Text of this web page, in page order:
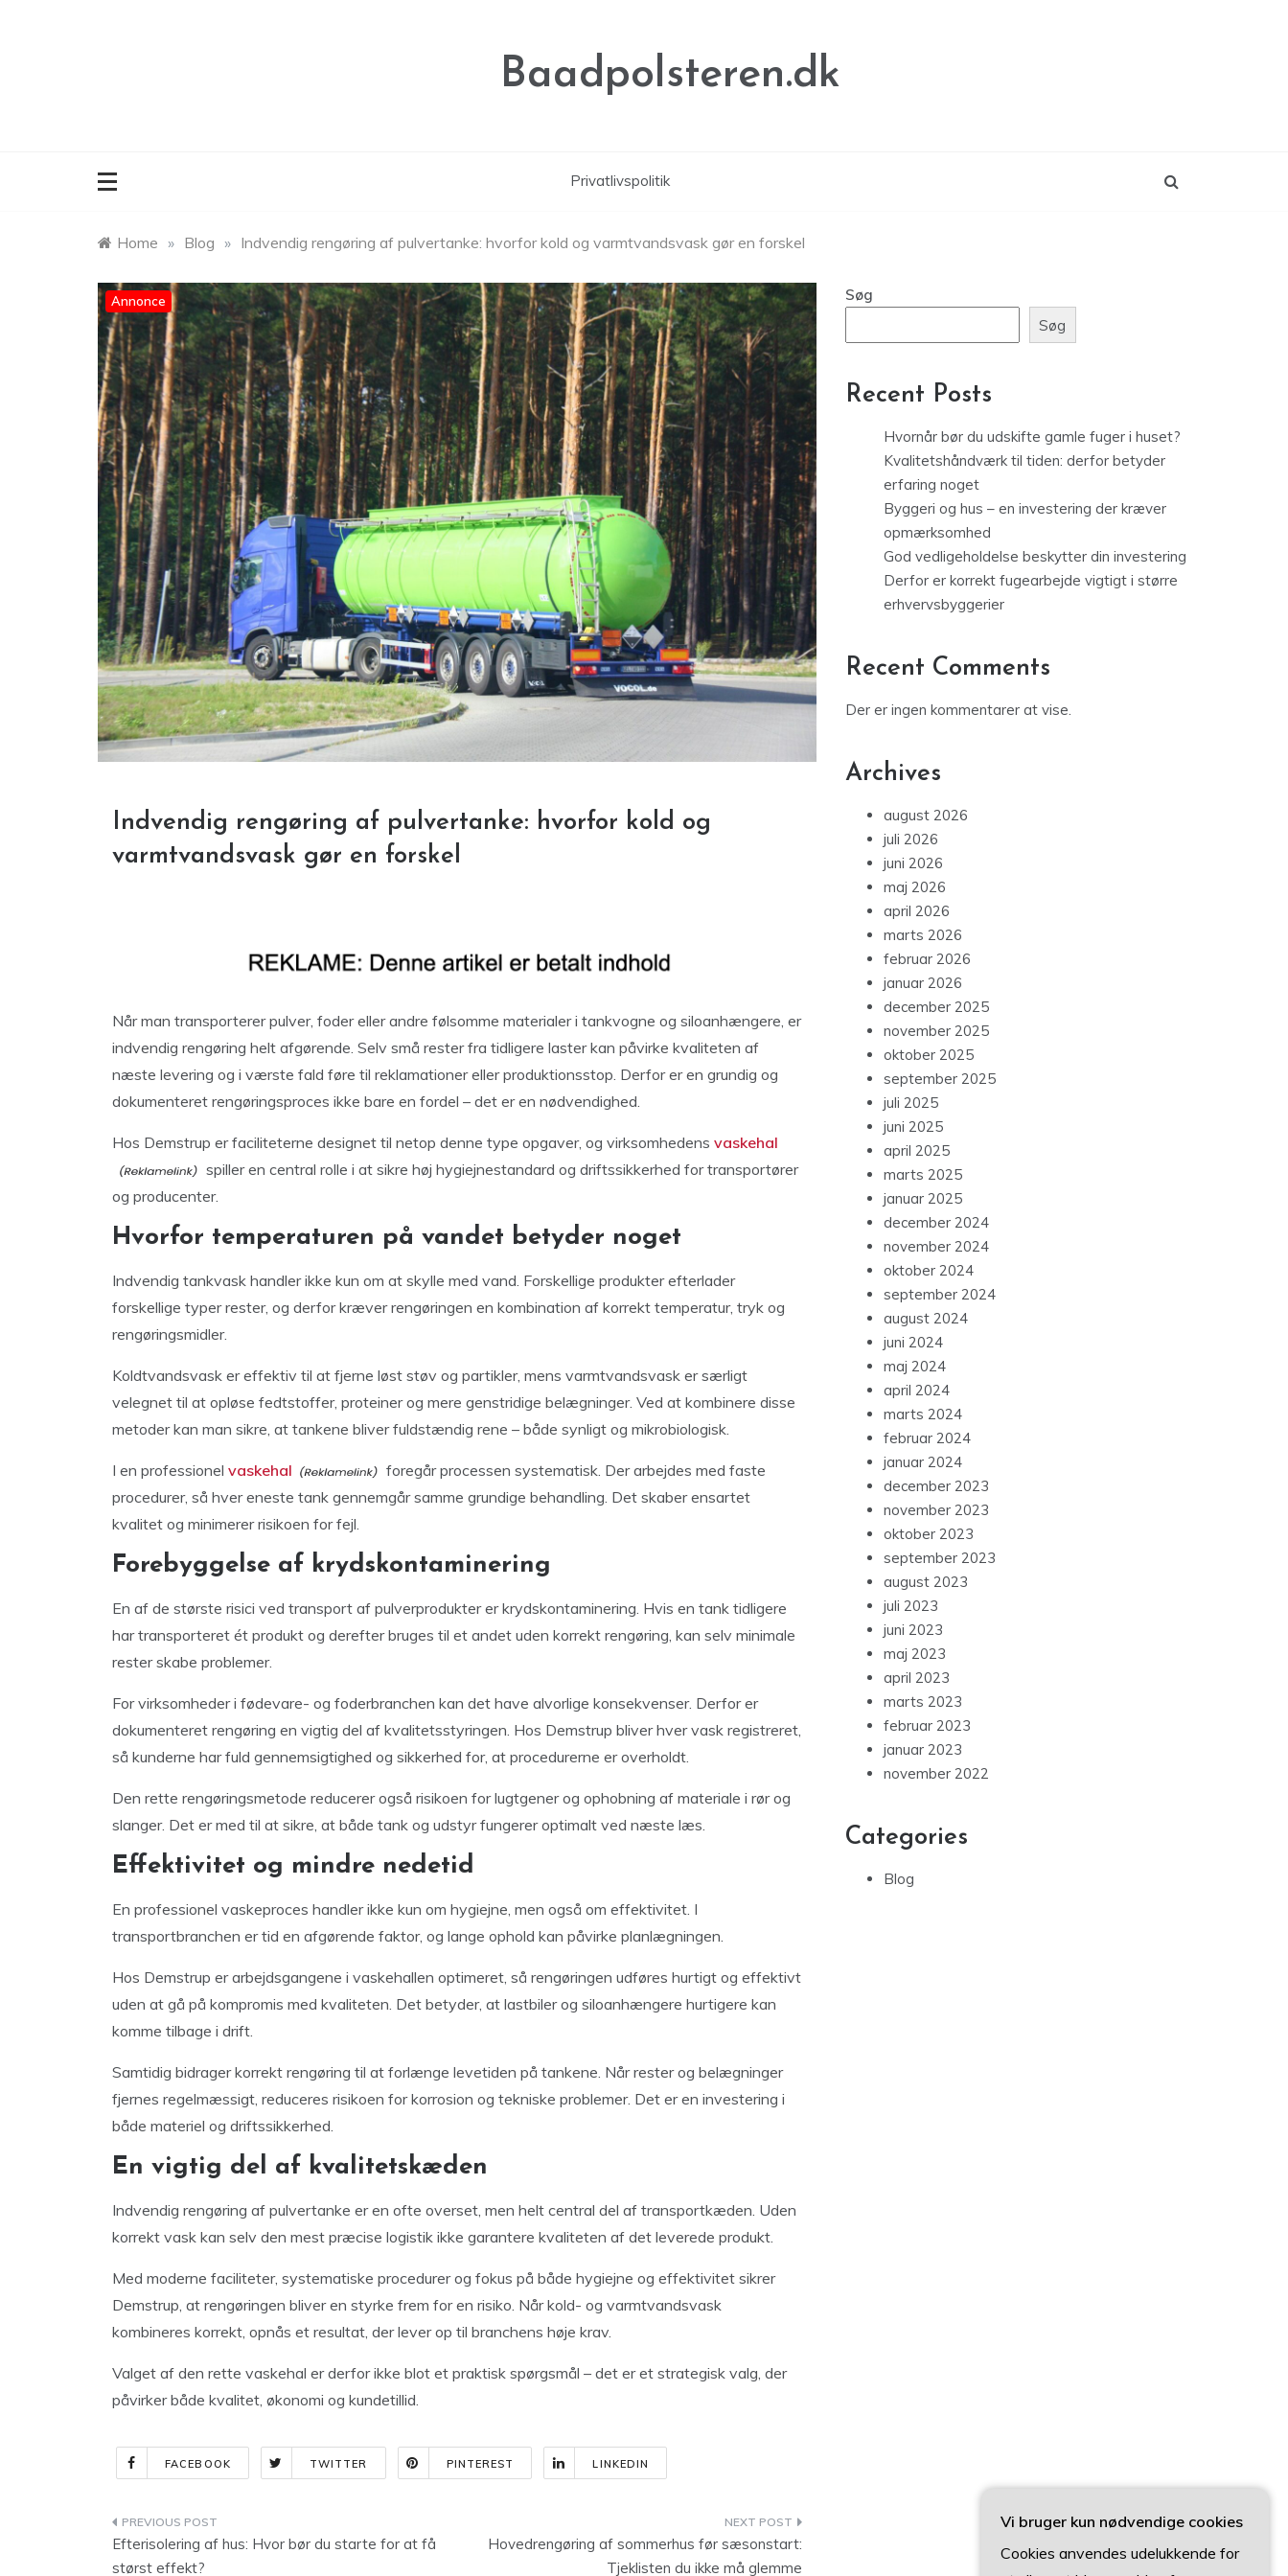
Baadpolsteren.dk
Privatlivspolitik
Home » Blog » Indvendig rengøring af pulvertanke: hvorfor kold og varmtvandsvask gør en forskel
Annonce
Indvendig rengøring af pulvertanke: hvorfor kold og
varmtvandsvask gør en forskel
Når man transporterer pulver, foder eller andre følsomme materialer i tankvogne og siloanhængere, er
indvendig rengøring helt afgørende. Selv små rester fra tidligere laster kan påvirke kvaliteten af
næste levering og i værste fald føre til reklamationer eller produktionsstop. Derfor er en grundig og
dokumenteret rengøringsproces ikke bare en fordel – det er en nødvendighed.
Hos Demstrup er faciliteterne designet til netop denne type opgaver, og virksomhedens vaskehal
spiller en central rolle i at sikre høj hygiejnestandard og driftssikkerhed for transportører
og producenter.
Hvorfor temperaturen på vandet betyder noget
Indvendig tankvask handler ikke kun om at skylle med vand. Forskellige produkter efterlader
forskellige typer rester, og derfor kræver rengøringen en kombination af korrekt temperatur, tryk og
rengøringsmidler.
Koldtvandsvask er effektiv til at fjerne løst støv og partikler, mens varmtvandsvask er særligt
velegnet til at opløse fedtstoffer, proteiner og mere genstridige belægninger. Ved at kombinere disse
metoder kan man sikre, at tankene bliver fuldstændig rene – både synligt og mikrobiologisk.
I en professionel vaskehal
foregår processen systematisk. Der arbejdes med faste
procedurer, så hver eneste tank gennemgår samme grundige behandling. Det skaber ensartet
kvalitet og minimerer risikoen for fejl.
Forebyggelse af krydskontaminering
En af de største risici ved transport af pulverprodukter er krydskontaminering. Hvis en tank tidligere
har transporteret ét produkt og derefter bruges til et andet uden korrekt rengøring, kan selv minimale
rester skabe problemer.
For virksomheder i fødevare- og foderbranchen kan det have alvorlige konsekvenser. Derfor er
dokumenteret rengøring en vigtig del af kvalitetsstyringen. Hos Demstrup bliver hver vask registreret,
så kunderne har fuld gennemsigtighed og sikkerhed for, at procedurerne er overholdt.
Den rette rengøringsmetode reducerer også risikoen for lugtgener og ophobning af materiale i rør og
slanger. Det er med til at sikre, at både tank og udstyr fungerer optimalt ved næste læs.
Effektivitet og mindre nedetid
En professionel vaskeproces handler ikke kun om hygiejne, men også om effektivitet. I
transportbranchen er tid en afgørende faktor, og lange ophold kan påvirke planlægningen.
Hos Demstrup er arbejdsgangene i vaskehallen optimeret, så rengøringen udføres hurtigt og effektivt
uden at gå på kompromis med kvaliteten. Det betyder, at lastbiler og siloanhængere hurtigere kan
komme tilbage i drift.
Samtidig bidrager korrekt rengøring til at forlænge levetiden på tankene. Når rester og belægninger
fjernes regelmæssigt, reduceres risikoen for korrosion og tekniske problemer. Det er en investering i
både materiel og driftssikkerhed.
En vigtig del af kvalitetskæden
Indvendig rengøring af pulvertanke er en ofte overset, men helt central del af transportkæden. Uden
korrekt vask kan selv den mest præcise logistik ikke garantere kvaliteten af det leverede produkt.
Med moderne faciliteter, systematiske procedurer og fokus på både hygiejne og effektivitet sikrer
Demstrup, at rengøringen bliver en styrke frem for en risiko. Når kold- og varmtvandsvask
kombineres korrekt, opnås et resultat, der lever op til branchens høje krav.
Valget af den rette vaskehal er derfor ikke blot et praktisk spørgsmål – det er et strategisk valg, der
påvirker både kvalitet, økonomi og kundetillid.
FACEBOOK TWITTER PINTEREST LINKEDIN
Indlægsnavigation
Efterisolering af hus: Hvor bør du starte for at få
størst effekt?
Hovedrengøring af sommerhus før sæsonstart:
Tjeklisten du ikke må glemme
Søg
Søg
Recent Posts
Hvornår bør du udskifte gamle fuger i huset?
Kvalitetshåndværk til tiden: derfor betyder
erfaring noget
Byggeri og hus – en investering der kræver
opmærksomhed
God vedligeholdelse beskytter din investering
Derfor er korrekt fugearbejde vigtigt i større
erhvervsbyggerier
Recent Comments
Der er ingen kommentarer at vise.
Archives
august 2026
juli 2026
juni 2026
maj 2026
april 2026
marts 2026
februar 2026
januar 2026
december 2025
november 2025
oktober 2025
september 2025
juli 2025
juni 2025
april 2025
marts 2025
januar 2025
december 2024
november 2024
oktober 2024
september 2024
august 2024
juni 2024
maj 2024
april 2024
marts 2024
februar 2024
januar 2024
december 2023
november 2023
oktober 2023
september 2023
august 2023
juli 2023
juni 2023
maj 2023
april 2023
marts 2023
februar 2023
januar 2023
november 2022
Categories
Blog
Vi bruger kun nødvendige cookies
Cookies anvendes udelukkende for